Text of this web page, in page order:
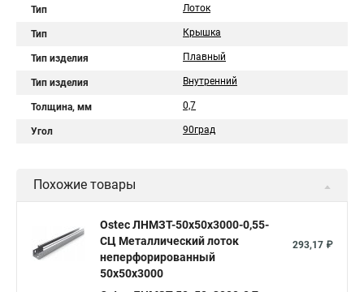
Тип Лоток
Тип Крышка
Тип изделия Плавный
Тип изделия Внутренний
Толщина, мм 0,7
Угол 90град
Похожие товары
Ostec ЛНМЗТ-50х50х3000-0,55-
СЦ Металлический лоток
неперфорированный
50х50х3000
293,17 ₽